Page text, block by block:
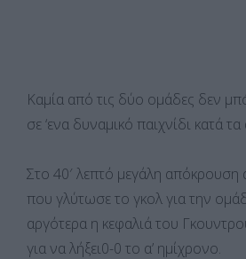
Καμία από τις δύο ομάδες δεν
σε ‘ενα δυναμικό παιχνίδι κατά τα
Στο 40′ λεπτό μεγάλη
που γλύτωσε το γκολ για την
αργότερα η κεφαλιά του
για να λήξει0-0 το α’ ημίχρονο.